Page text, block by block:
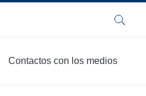
Buscar
Contactos con los medios